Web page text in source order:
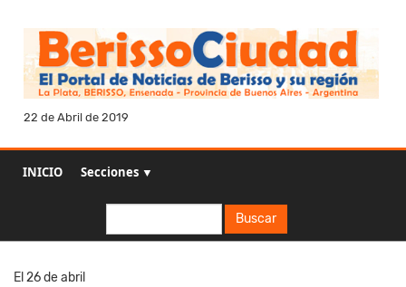
22 de Abril de 2019
INICIO Secciones ▼
Buscar
El 26 de abril